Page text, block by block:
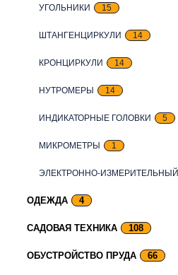
УГОЛЬНИКИ 15
ШТАНГЕНЦИРКУЛИ 14
КРОНЦИРКУЛИ 14
НУТРОМЕРЫ 14
ИНДИКАТОРНЫЕ ГОЛОВКИ 5
МИКРОМЕТРЫ 1
ЭЛЕКТРОННО-
ОДЕЖДА 4
САДОВАЯ ТЕХНИКА 108
ОБУСТРОЙСТВО ПРУДА 66